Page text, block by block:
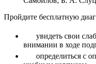
Пройдите бесплатную
увидеть свои
внимании в ходе
определиться с